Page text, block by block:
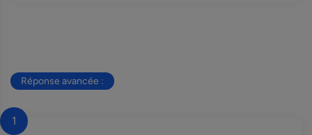
Réponse avancée :
1